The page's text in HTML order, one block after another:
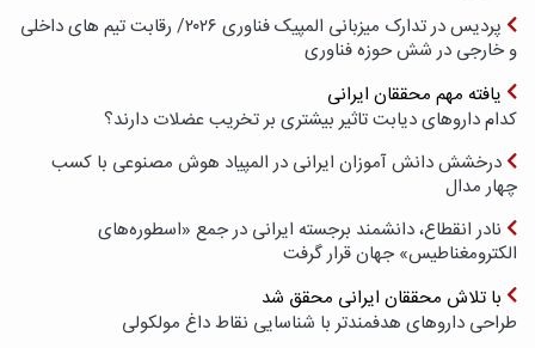
پردیس در تدارک میزبانی المپیک فناوری ۲۰۲۶/ رقابت تیم های داخلی
و خارجی در شش حوزه فناوری
یافته مهم محققان ایرانی
کدام داروهای دیابت تاثیر بیشتری بر تخریب عضلات دارند؟
درخشش دانش آموزان ایرانی در المپیاد هوش مصنوعی با کسب
چهار مدال
نادر انقطاع، دانشمند برجسته ایرانی در جمع «اسطوره‌های
الکترومغناطیس» جهان قرار گرفت
با تلاش محققان ایرانی محقق شد
طراحی داروهای هدفمندتر با شناسایی نقاط داغ مولکولی